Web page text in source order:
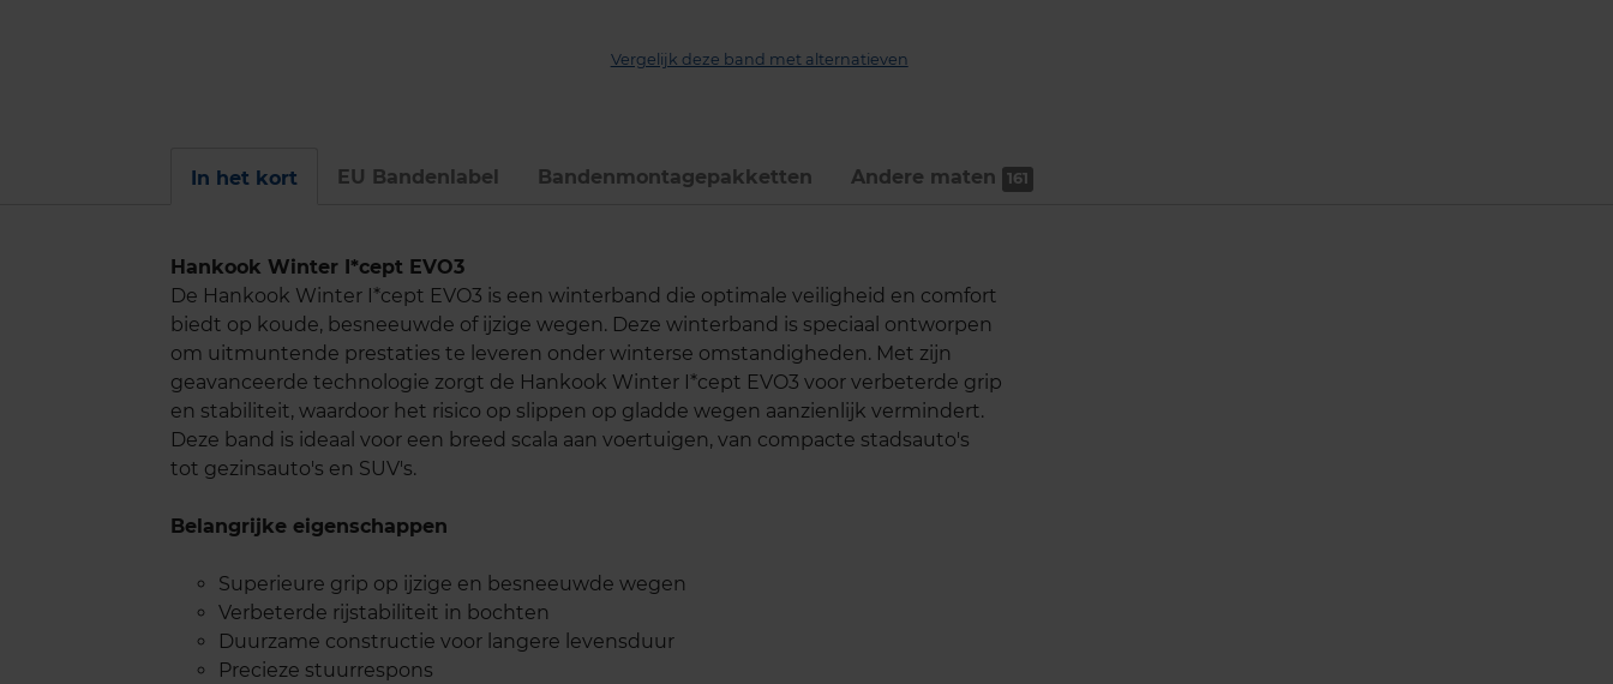
Vergelijk deze band met alternatieven
In het kort EU Bandenlabel Bandenmontage­pakketten Andere maten 161
Hankook Winter I*cept EVO3
De Hankook Winter I*cept EVO3 is een winterband die optimale veiligheid en comfort
biedt op koude, besneeuwde of ijzige wegen. Deze winterband is speciaal ontworpen
om uitmuntende prestaties te leveren onder winterse omstandigheden. Met zijn
geavanceerde technologie zorgt de Hankook Winter I*cept EVO3 voor verbeterde grip
en stabiliteit, waardoor het risico op slippen op gladde wegen aanzienlijk vermindert.
Deze band is ideaal voor een breed scala aan voertuigen, van compacte stadsauto's
tot gezinsauto's en SUV's.
Belangrijke eigenschappen
Superieure grip op ijzige en besneeuwde wegen
Verbeterde rijstabiliteit in bochten
Duurzame constructie voor langere levensduur
Precieze stuurrespons